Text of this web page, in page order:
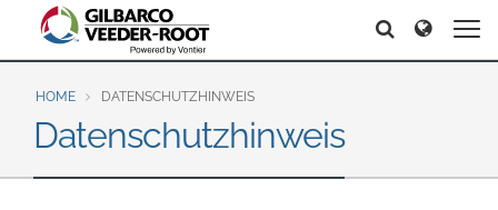
North America
United States
Canada
Latin America
Europe & CIS
English
Dansk
Français
Suche Suche
HOME DATENSCHUTZHINWEIS
Datenschutzhinweis